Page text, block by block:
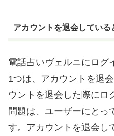
アカウントを退会してい
電話占いヴェルニにログ
1つは、アカウントを退
ウントを退会した際にロ
問題は、ユーザーにとっ
す。アカウントを退会し